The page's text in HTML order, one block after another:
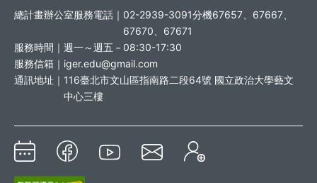
總計畫辦公室服務電話｜ 02-2939-3091分機67657、67667、
67670、67671
服務時間｜ 週一～週五－08:30-17:30
服務信箱｜ iger.edu@gmail.com
通訊地址｜ 116臺北市文山區指南路二段64號 國立政治大學藝文
中心三樓